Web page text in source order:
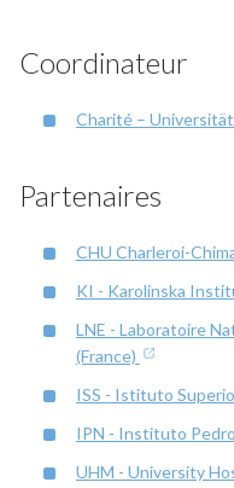
Coordinateur
Charité –
Partenaires
CHU Charleroi-
KI - Karolinska
LNE - Laboratoire
(France)
ISS - Istituto
IPN - Instituto
UHM - University